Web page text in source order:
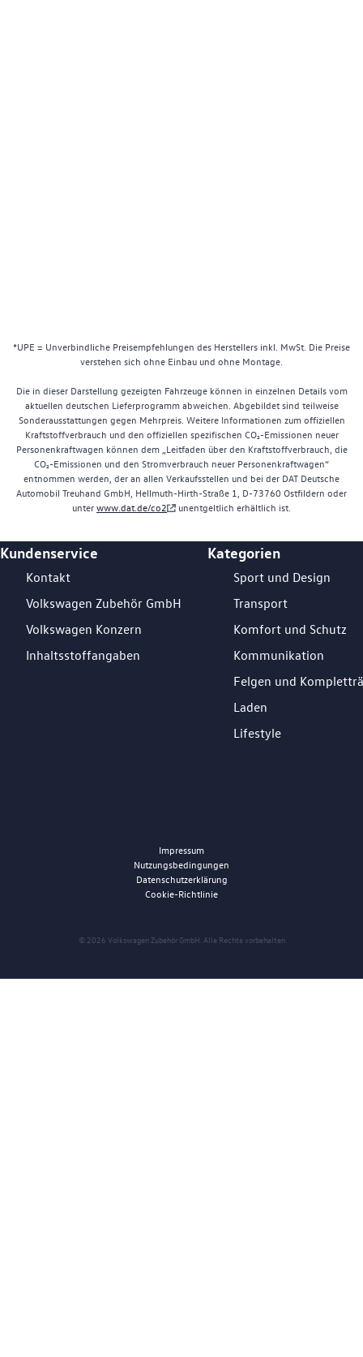
*UPE = Unverbindliche Preisempfehlungen des Herstellers inkl. MwSt. Die Preise
verstehen sich ohne Einbau und ohne Montage.
Die in dieser Darstellung gezeigten Fahrzeuge können in einzelnen Details vom
aktuellen deutschen Lieferprogramm abweichen. Abgebildet sind teilweise
Sonderausstattungen gegen Mehrpreis. Weitere Informationen zum offiziellen
Kraftstoffverbrauch und den offiziellen spezifischen CO₂-Emissionen neuer
Personenkraftwagen können dem „Leitfaden über den Kraftstoffverbrauch, die
CO₂-Emissionen und den Stromverbrauch neuer Personenkraftwagen“
entnommen werden, der an allen Verkaufsstellen und bei der DAT Deutsche
Automobil Treuhand GmbH, Hellmuth-Hirth-Straße 1, D-73760 Ostfildern oder
unterwww.dat.de/co2 unentgeltlich erhältlich ist.
Footer Teaser
Kundenservice
Kontakt
Volkswagen Zubehör GmbH
Volkswagen Konzern
Inhaltsstoffangaben
Kategorien
Sport und Design
Transport
Komfort und Schutz
Kommunikation
Felgen und
Laden
Lifestyle
© 2026 Volkswagen Zubehör GmbH. Alle Rechte vorbehalten
Impressum
Nutzungsbedingungen
Datenschutzerklärung
Cookie-Richtlinie